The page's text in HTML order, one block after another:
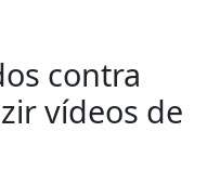
contra
vídeos de